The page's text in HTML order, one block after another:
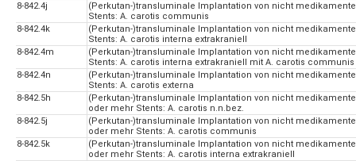
8-842.4j
(Perkutan-)transluminale Implantation von nicht
Stents: A. carotis communis
8-842.4k
(Perkutan-)transluminale Implantation von nicht
Stents: A. carotis interna extrakraniell
8-842.4m
(Perkutan-)transluminale Implantation von nicht
Stents: A. carotis interna extrakraniell mit A. carotis communis
8-842.4n
(Perkutan-)transluminale Implantation von nicht
Stents: A. carotis externa
8-842.5h
(Perkutan-)transluminale Implantation von nicht
oder mehr Stents: A. carotis n.n.bez.
8-842.5j
(Perkutan-)transluminale Implantation von nicht
oder mehr Stents: A. carotis communis
8-842.5k
(Perkutan-)transluminale Implantation von nicht
oder mehr Stents: A. carotis interna extrakraniell